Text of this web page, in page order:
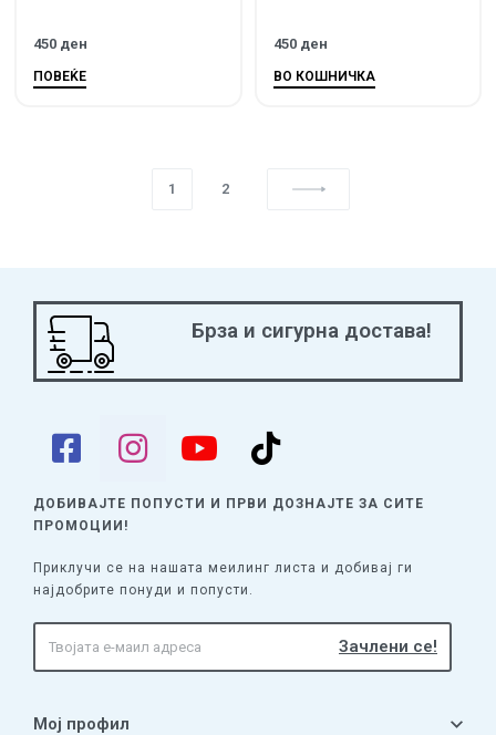
450 ден
ПОВЕЌЕ
450 ден
ВО КОШНИЧКА
1 2
Брза и сигурна достава!
ДОБИВАЈТЕ ПОПУСТИ И ПРВИ ДОЗНАЈТЕ ЗА СИТЕ
ПРОМОЦИИ!
Приклучи се на нашата меилинг листа и добивај ги
најдобрите понуди и попусти.
Мој профил